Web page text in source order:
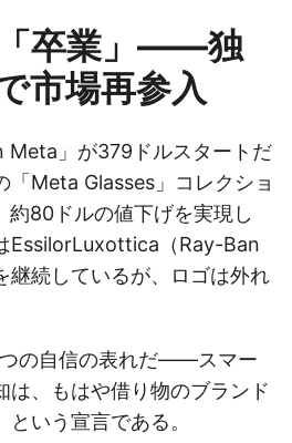
卒業」——独
市場再参入
Meta」が379ドルスタートだ
「Meta Glasses」コレクショ
約80ドルの値下げを実現し
EssilorLuxottica（Ray-Ban
継続しているが、ロゴは外れ
の自信の表れだ——スマー
は、もはや借り物のブランド
いう宣言である。